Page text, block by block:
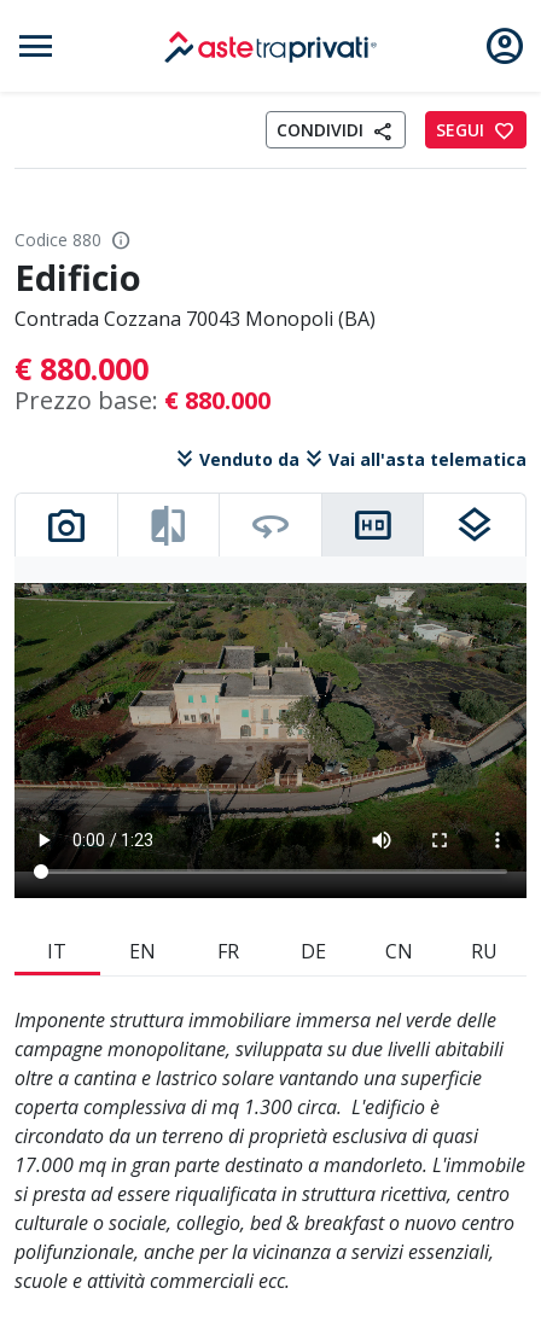
menu Aste account_circle
CONDIVIDI share SEGUI favorite
Codice 880 info
Edificio
Contrada Cozzana 70043 Monopoli (BA)
€ 880.000
Prezzo base: € 880.000
keyboard_double_arrow_down Venduto da keyboard_double_arrow_down Vai all'asta telematica
photo_camera compare 360 hd layers
IT EN FR DE CN RU
Imponente struttura immobiliare immersa nel verde delle
campagne monopolitane, sviluppata su due livelli abitabili
oltre a cantina e lastrico solare vantando una superficie
coperta complessiva di mq 1.300 circa. L'edificio è
circondato da un terreno di proprietà esclusiva di quasi
17.000 mq in gran parte destinato a mandorleto. L'immobile
si presta ad essere riqualificata in struttura ricettiva, centro
culturale o sociale, collegio, bed & breakfast o nuovo centro
polifunzionale, anche per la vicinanza a servizi essenziali,
scuole e attività commerciali ecc.